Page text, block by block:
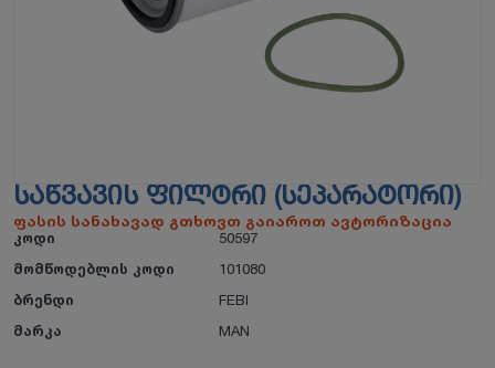
ᲡᲐᲬᲕᲐᲕᲘᲡ ᲤᲘᲚᲢᲠᲘ (ᲡᲔᲞᲐᲠᲐᲢᲝᲠᲘ)
ფასის სანახავად გთხოვთ გაიაროთ ავტორიზაცია
კოდი
50597
მომწოდებლის კოდი
101080
ბრენდი
FEBI
მარკა
MAN